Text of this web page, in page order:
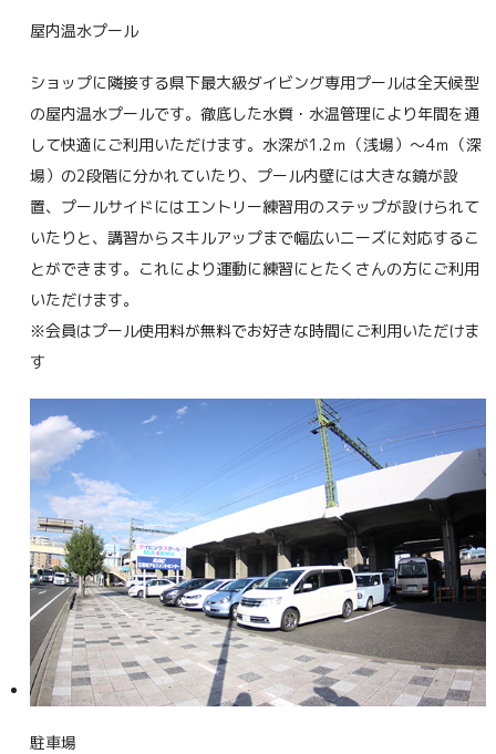
屋内温水プール
ショップに隣接する県下最大級ダイビング専用プールは全天候型
の屋内温水プールです。徹底した水質・水温管理により年間を通
して快適にご利用いただけます。水深が1.2ｍ（浅場）～4ｍ（深
場）の2段階に分かれていたり、プール内壁には大きな鏡が設
置、プールサイドにはエントリー練習用のステップが設けられて
いたりと、講習からスキルアップまで幅広いニーズに対応するこ
とができます。これにより運動に練習にとたくさんの方にご利用
いただけます。
※会員はプール使用料が無料でお好きな時間にご利用いただけま
す
駐車場